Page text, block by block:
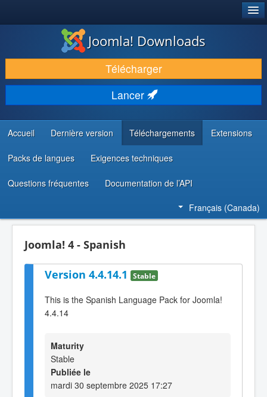
TÉLÉCHARGER & ENRICHIR
DÉCOUVRIR & APPRENDRE
COMMUNAUTÉ & SUPPORT
RESSOURCES DÉVELOPPEURS
Joomla! Downloads
Télécharger
Lancer
Accueil Dernière version Téléchargements Extensions
Packs de langues Exigences techniques
Questions fréquentes Documentation de l’API
Français (Canada)
Joomla! 4 - Spanish
Version 4.4.14.1 Stable
This is the Spanish Language Pack for Joomla!
4.4.14
Maturity
Stable
Publiée le
mardi 30 septembre 2025 17:27